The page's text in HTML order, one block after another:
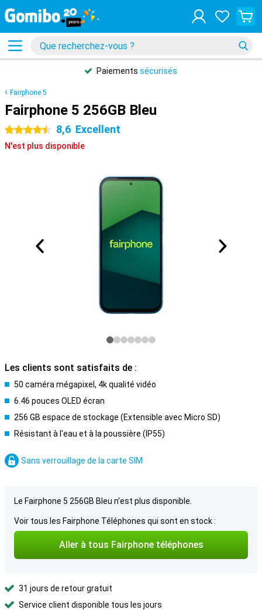
Paiements sécurisés
Fairphone 5
Fairphone 5 256GB Bleu
4.5 étoiles 8,6 Excellent
N'est plus disponible
Les clients sont satisfaits de :
50 caméra mégapixel, 4k qualité vidéo
6.46 pouces OLED écran
256 GB espace de stockage (Extensible avec Micro SD)
Résistant à l'eau et à la poussière (IP55)
Sans verrouillage de la carte SIM
Le Fairphone 5 256GB Bleu n'est plus disponible.
Voir tous les Fairphone Téléphones qui sont en stock :
Aller à tous Fairphone téléphones
31 jours de retour gratuit
Service client disponible tous les jours